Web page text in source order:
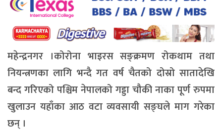
महेन्द्रनगर ।कोरोना भाइरस सङ्क्रमण रोकथाम तथा
नियन्त्रणका लागि भन्दै गत वर्ष चैतको दोस्रो सातादेखि
बन्द गरिएको पश्चिम नेपालको गड्डा चौकी नाका पूर्ण रुपमा
खुलाउन यहाँका आठ वटा व्यवसायी सङ्घले माग गरेका
छन् ।